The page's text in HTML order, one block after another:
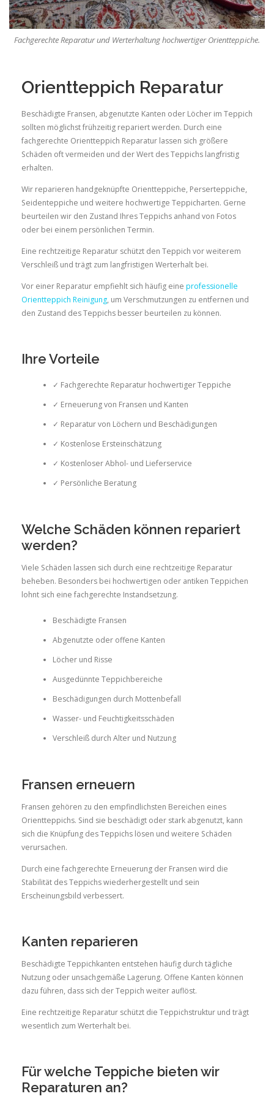
Fachgerechte Reparatur und Werterhaltung hochwertiger Orientteppiche.
Orientteppich Reparatur
Beschädigte Fransen, abgenutzte Kanten oder Löcher im Teppich
sollten möglichst frühzeitig repariert werden. Durch eine
fachgerechte Orientteppich Reparatur lassen sich größere
Schäden oft vermeiden und der Wert des Teppichs langfristig
erhalten.
Wir reparieren handgeknüpfte Orientteppiche, Perserteppiche,
Seidenteppiche und weitere hochwertige Teppicharten. Gerne
beurteilen wir den Zustand Ihres Teppichs anhand von Fotos
oder bei einem persönlichen Termin.
Eine rechtzeitige Reparatur schützt den Teppich vor weiterem
Verschleiß und trägt zum langfristigen Werterhalt bei.
Vor einer Reparatur empfiehlt sich häufig eine professionelle
Orientteppich Reinigung, um Verschmutzungen zu entfernen und
den Zustand des Teppichs besser beurteilen zu können.
Ihre Vorteile
✓ Fachgerechte Reparatur hochwertiger Teppiche
✓ Erneuerung von Fransen und Kanten
✓ Reparatur von Löchern und Beschädigungen
✓ Kostenlose Ersteinschätzung
✓ Kostenloser Abhol- und Lieferservice
✓ Persönliche Beratung
Welche Schäden können repariert
werden?
Viele Schäden lassen sich durch eine rechtzeitige Reparatur
beheben. Besonders bei hochwertigen oder antiken Teppichen
lohnt sich eine fachgerechte Instandsetzung.
Beschädigte Fransen
Abgenutzte oder offene Kanten
Löcher und Risse
Ausgedünnte Teppichbereiche
Beschädigungen durch Mottenbefall
Wasser- und Feuchtigkeitsschäden
Verschleiß durch Alter und Nutzung
Fransen erneuern
Fransen gehören zu den empfindlichsten Bereichen eines
Orientteppichs. Sind sie beschädigt oder stark abgenutzt, kann
sich die Knüpfung des Teppichs lösen und weitere Schäden
verursachen.
Durch eine fachgerechte Erneuerung der Fransen wird die
Stabilität des Teppichs wiederhergestellt und sein
Erscheinungsbild verbessert.
Kanten reparieren
Beschädigte Teppichkanten entstehen häufig durch tägliche
Nutzung oder unsachgemäße Lagerung. Offene Kanten können
dazu führen, dass sich der Teppich weiter auflöst.
Eine rechtzeitige Reparatur schützt die Teppichstruktur und trägt
wesentlich zum Werterhalt bei.
Für welche Teppiche bieten wir
Reparaturen an?